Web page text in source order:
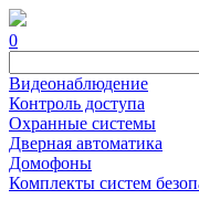
0
Видеонаблюдение
Контроль доступа
Охранные системы
Дверная автоматика
Домофоны
Комплекты систем